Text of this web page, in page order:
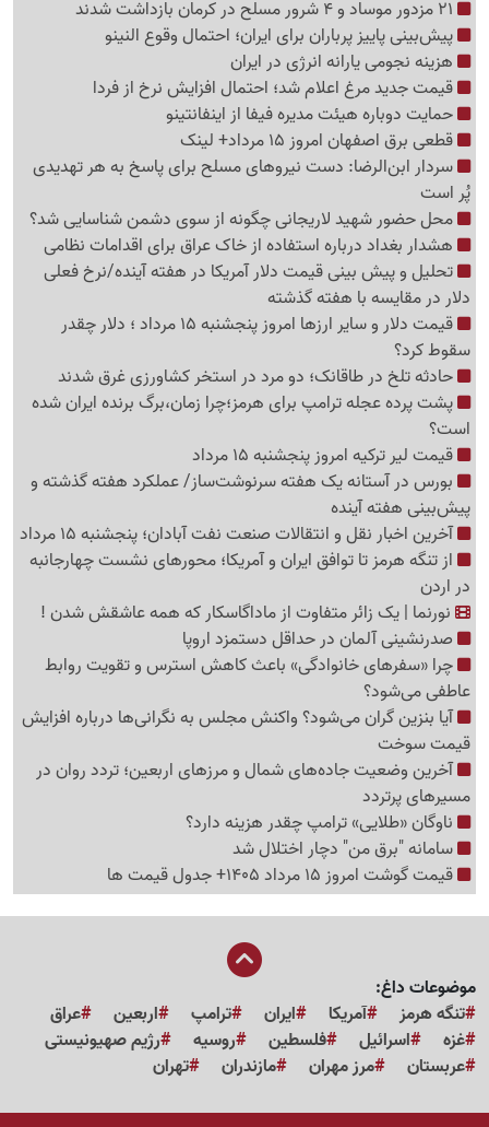
پیش‌بینی پاییز پرباران برای ایران؛ احتمال وقوع النینو
هزینه نجومی یارانه انرژی در ایران
قیمت جدید مرغ اعلام شد؛ احتمال افزایش نرخ از فردا
حمایت دوباره هیئت مدیره فیفا از اینفانتینو
قطعی برق اصفهان امروز 15 مرداد+ لینک
سردار ابن‌الرضا: دست نیروهای مسلح برای پاسخ به هر تهدیدی
پُر است
محل حضور شهید لاریجانی چگونه از سوی دشمن شناسایی شد؟
هشدار بغداد درباره استفاده از خاک عراق برای اقدامات نظامی
تحلیل و پیش بینی قیمت دلار آمریکا در هفته آینده/نرخ فعلی
دلار در مقایسه با هفته گذشته
قیمت دلار و سایر ارزها امروز پنجشنبه 15 مرداد ؛ دلار چقدر
سقوط کرد؟
حادثه تلخ در طاقانک؛ دو مرد در استخر کشاورزی غرق شدند
پشت پرده عجله ترامپ برای هرمز؛چرا زمان،برگ برنده ایران شده
است؟
قیمت لیر ترکیه امروز پنجشنبه 15 مرداد
بورس در آستانه یک هفته سرنوشت‌ساز/ عملکرد هفته گذشته و
پیش‌بینی هفته آینده
آخرین اخبار نقل‌ و انتقالات صنعت نفت آبادان؛ پنجشنبه 15 مرداد
از تنگه هرمز تا توافق ایران و آمریکا؛ محورهای نشست چهارجانبه
در اردن
نورنما | یک زائر متفاوت از ماداگاسکار که همه عاشقش شدن !
صدرنشینی آلمان در حداقل دستمزد اروپا
چرا «سفرهای خانوادگی» باعث کاهش استرس و تقویت روابط
عاطفی می‌شود؟
آیا بنزین گران می‌شود؟ واکنش مجلس به نگرانی‌ها درباره افزایش
قیمت سوخت
آخرین وضعیت جاده‌های شمال و مرزهای اربعین؛ تردد روان در
مسیرهای پرتردد
ناوگان «طلایی» ترامپ چقدر هزینه دارد؟
سامانه "برق من" دچار اختلال شد
قیمت گوشت امروز 15 مرداد 1405+ جدول قیمت ها
موضوعات داغ:
تنگه هرمز
آمریکا ایران ترامپ اربعین
عراق
غزه
اسرائیل فلسطین روسیه
رژیم صهیونیستی
عربستان
مرز مهران مازندران تهران